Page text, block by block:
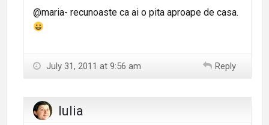
@maria- recunoaste ca ai o pita aproape de casa.
July 31, 2011 at 9:56 am Reply
Iulia